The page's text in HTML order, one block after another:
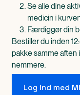
Se alle dine
medicin i
Færdiggør din
Bestiller du inden
pakke samme aften
nemmere.
Log ind med